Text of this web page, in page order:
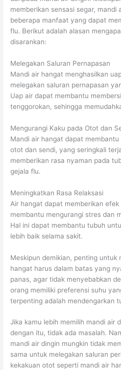
memberikan sensasi segar, mandi
beberapa manfaat yang dapat
flu. Berikut adalah alasan
disarankan:
Melegakan Saluran Pernapasan
Mandi air hangat menghasilkan
melegakan saluran pernapasan
Uap air dapat membantu
tenggorokan, sehingga
Mengurangi Kaku pada Otot dan
Mandi air hangat dapat
otot dan sendi, yang seringkali
memberikan rasa nyaman pada
gejala flu.
Meningkatkan Rasa Relaksasi
Air hangat dapat memberikan
membantu mengurangi stres dan
Hal ini dapat membantu tubuh
lebih baik selama sakit.
Meskipun demikian, penting
hangat harus dalam batas yang
panas, agar tidak menyebabkan
orang memiliki preferensi suhu
terpenting adalah mendengarkan
Jika kamu lebih memilih mandi air
dengan itu, tidak ada masalah.
mandi air dingin mungkin tidak
sama untuk melegakan saluran
kekakuan otot seperti mandi air